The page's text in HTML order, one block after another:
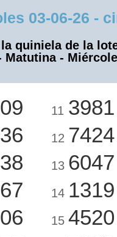
03-06-26 -
quiniela de la
Matutina -
11 3981
12 7424
13 6047
14 1319
15 4520